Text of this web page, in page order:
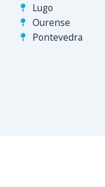
Lugo
Ourense
Pontevedra